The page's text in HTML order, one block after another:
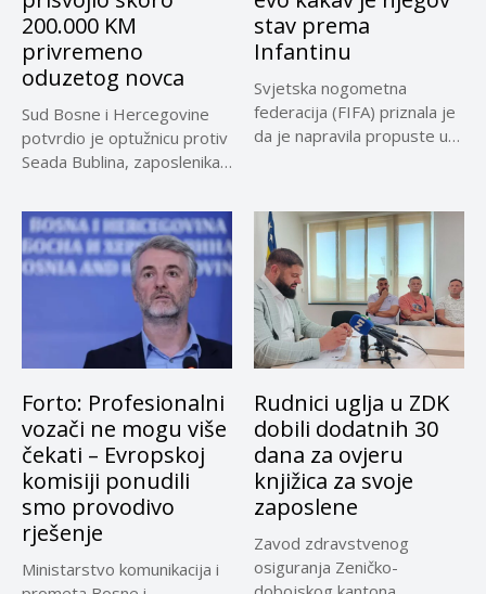
200.000 KM
privremeno
oduzetog novca
Sud Bosne i Hercegovine
potvrdio je optužnicu protiv
Seada Bublina, zaposlenika
stav prema
Infantinu
Svjetska nogometna
federacija (FIFA) priznala je
da je napravila propuste u
Forto: Profesionalni
vozači ne mogu više
čekati – Evropskoj
komisiji ponudili
smo provodivo
rješenje
Ministarstvo komunikacija i
Rudnici uglja u ZDK
dobili dodatnih 30
dana za ovjeru
knjižica za svoje
zaposlene
Zavod zdravstvenog
osiguranja Zeničko-